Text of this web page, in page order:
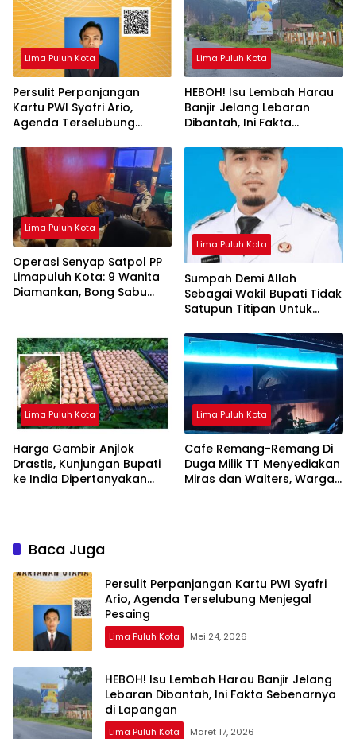
Lima Puluh Kota
Persulit Perpanjangan
Kartu PWI Syafri Ario,
Agenda Terselubung
Lima Puluh Kota
HEBOH! Isu Lembah Harau
Banjir Jelang Lebaran
Dibantah, Ini Fakta
Lima Puluh Kota
Operasi Senyap Satpol PP
Limapuluh Kota: 9 Wanita
Diamankan, Bong Sabu
Lima Puluh Kota
Sumpah Demi Allah
Sebagai Wakil Bupati Tidak
Satupun Titipan Untuk
Lima Puluh Kota
Harga Gambir Anjlok
Drastis, Kunjungan Bupati
ke India Dipertanyakan
Lima Puluh Kota
Cafe Remang-Remang Di
Duga Milik TT Menyediakan
Miras dan Waiters, Warga
Baca Juga
Persulit Perpanjangan Kartu PWI Syafri
Ario, Agenda Terselubung Menjegal
Pesaing
Lima Puluh Kota Mei 24, 2026
HEBOH! Isu Lembah Harau Banjir Jelang
Lebaran Dibantah, Ini Fakta Sebenarnya
di Lapangan
Lima Puluh Kota Maret 17, 2026